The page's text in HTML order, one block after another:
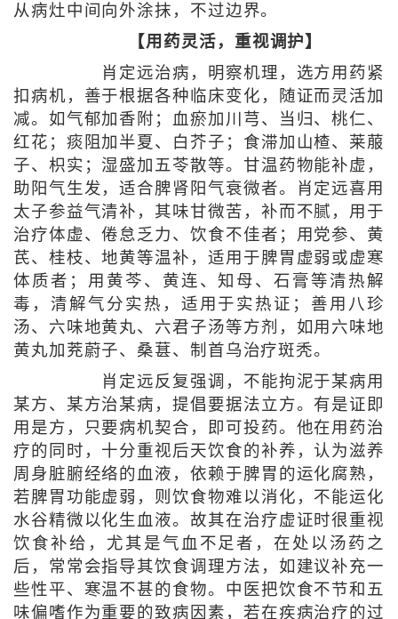
从病灶中间向外涂抹，不过边界。
【用药灵活，重视调护】
肖定远治病，明察机理，选方用药紧
扣病机，善于根据各种临床变化，随证而灵活加
减。如气郁加香附；血瘀加川芎、当归、桃仁、
红花；痰阻加半夏、白芥子；食滞加山楂、莱菔
子、枳实；湿盛加五苓散等。甘温药物能补虚，
助阳气生发，适合脾肾阳气衰微者。肖定远喜用
太子参益气清补，其味甘微苦，补而不腻，用于
治疗体虚、倦怠乏力、饮食不佳者；用党参、黄
芪、桂枝、地黄等温补，适用于脾胃虚弱或虚寒
体质者；用黄芩、黄连、知母、石膏等清热解
毒，清解气分实热，适用于实热证；善用八珍
汤、六味地黄丸、六君子汤等方剂，如用六味地
黄丸加茺蔚子、桑葚、制首乌治疗斑秃。
肖定远反复强调，不能拘泥于某病用
某方、某方治某病，提倡要据法立方。有是证即
用是方，只要病机契合，即可投药。他在用药治
疗的同时，十分重视后天饮食的补养，认为滋养
周身脏腑经络的血液，依赖于脾胃的运化腐熟，
若脾胃功能虚弱，则饮食物难以消化，不能运化
水谷精微以化生血液。故其在治疗虚证时很重视
饮食补给，尤其是气血不足者，在处以汤药之
后，常常会指导其饮食调理方法，如建议补充一
些性平、寒温不甚的食物。中医把饮食不节和五
味偏嗜作为重要的致病因素，若在疾病治疗的过